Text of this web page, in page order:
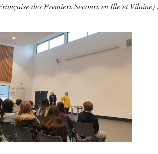
des Premiers Secours en Ille et Vilaine) .